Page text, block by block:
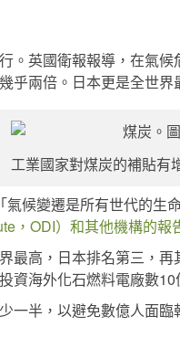
。英國衛報報導，在氣候
乎兩倍。日本更是全世界
工業國家對煤炭的補貼有
候變遷是所有世代的
，ODI）和其他機構的報
最高，日本排名第三，
資海外化石燃料電廠數10
一半，以避免數億人面